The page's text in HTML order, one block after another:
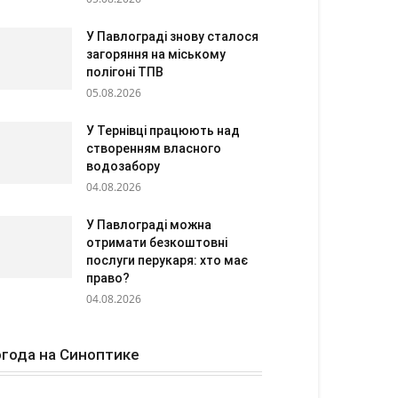
У Павлограді знову сталося
загоряння на міському
полігоні ТПВ
05.08.2026
У Тернівці працюють над
створенням власного
водозабору
04.08.2026
У Павлограді можна
отримати безкоштовні
послуги перукаря: хто має
право?
04.08.2026
на Синоптике